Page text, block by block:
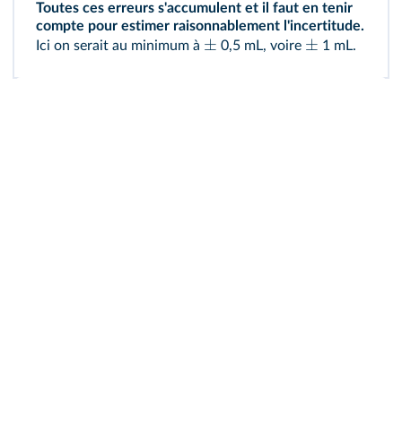
Toutes ces erreurs s'accumulent et il faut en tenir
compte pour estimer raisonnablement l'incertitude.
Ici on serait au minimum à ± 0,5 mL, voire ± 1 mL.